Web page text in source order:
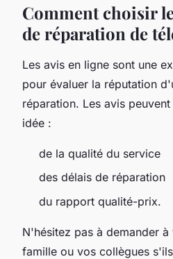
Comment choisir
de réparation de
Les avis en ligne sont une
pour évaluer la réputation
réparation. Les avis
idée :
de la qualité du service
des délais de réparation
du rapport qualité-prix.
N'hésitez pas à demander
famille ou vos collègues